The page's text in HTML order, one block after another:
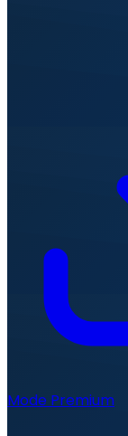
Mode Premium